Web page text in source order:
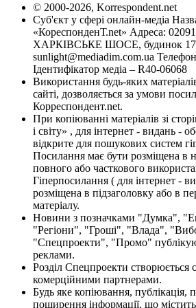
© 2000-2026, Korrespondent.net
Суб'єкт у сфері онлайн-медіа
«КореспонденТ.net» Адреса:
ХАРКІВСЬКЕ ШОСЕ, будинок
sunlight@mediadim.com.ua
Ідентифікатор медіа – R40-06068
Використання будь-яких
сайті, дозволяється за умови
Корреспондент.net.
При копіюванні матеріалів зі
і світу» , для інтернет - видань -
відкрите для пошукових систем
Посилання має бути розміщена в
повного або часткового
Гіперпосилання ( для інтернет -
розміщена в підзаголовку або в
матеріалу.
Новини з позначками "Думка",
"Регіони", "Гроші", "Влада",
"Спецпроекти", "Промо"
реклами.
Розділ Спецпроекти створюється
комерційними партнерами.
Будь яке копіювання, публікація,
поширення інформації, що